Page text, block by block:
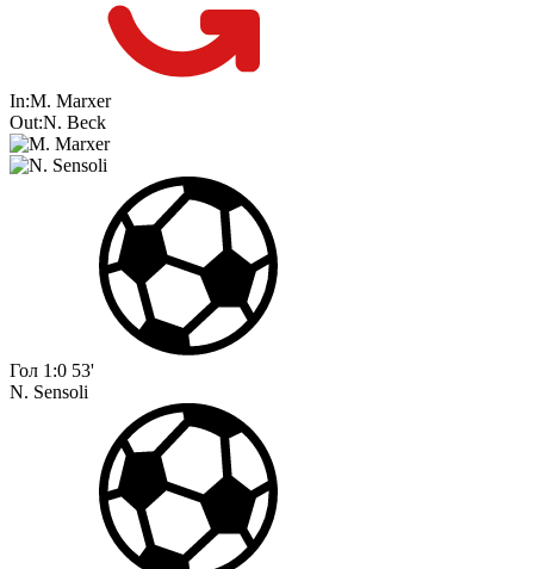
In:M. Marxer
Out:N. Beck
Гол 1:0 53'
N. Sensoli